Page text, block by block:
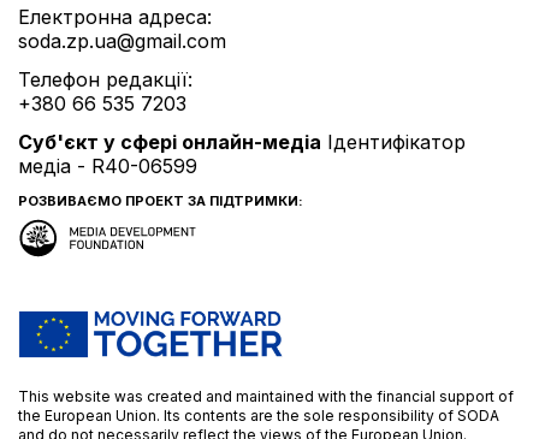
Електронна адреса:
soda.zp.ua@gmail.com
Телефон редакції:
+380 66 535 7203
Cуб'єкт у сфері онлайн-медіа Ідентифікатор
медіа - R40-06599
РОЗВИВАЄМО ПРОЕКТ ЗА ПІДТРИМКИ:
This website was created and maintained with the financial support of
the European Union. Its contents are the sole responsibility of SODA
and do not necessarily reflect the views of the European Union.